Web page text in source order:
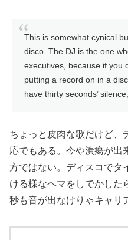
This is somewhat cynical
disco. The DJ is the one
executives, because if you
putting a record on in a
have thirty seconds’
ちょっと皮肉な歌だけど、
応でもある。今や潰瘍が出
方ではない。ディスコでタ
ける様なヘマをしでかした
秒も音が出なけりゃキャリ